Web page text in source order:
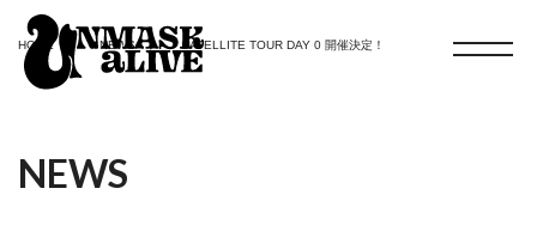
HOME NEWS SATELLITE TOUR DAY 0 開催決定！
NEWS